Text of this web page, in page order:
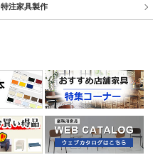
特注家具製作